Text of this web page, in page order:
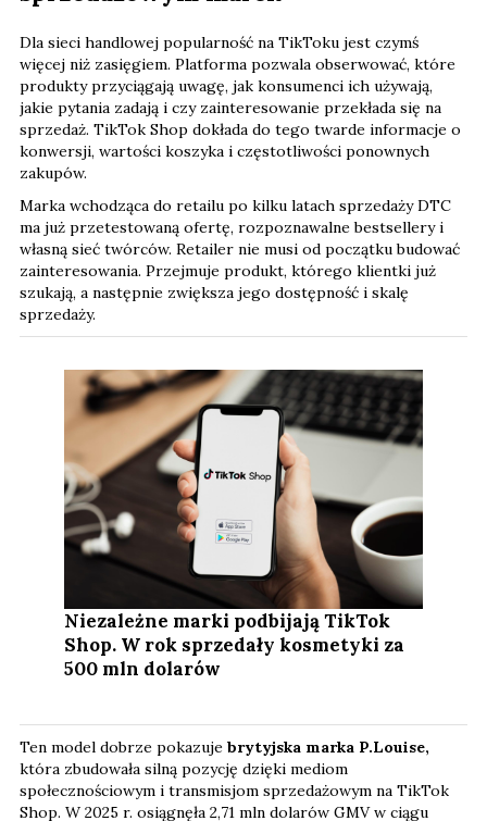
Dla sieci handlowej popularność na TikToku jest czymś
więcej niż zasięgiem. Platforma pozwala obserwować, które
produkty przyciągają uwagę, jak konsumenci ich używają,
jakie pytania zadają i czy zainteresowanie przekłada się na
sprzedaż. TikTok Shop dokłada do tego twarde informacje o
konwersji, wartości koszyka i częstotliwości ponownych
zakupów.
Marka wchodząca do retailu po kilku latach sprzedaży DTC
ma już przetestowaną ofertę, rozpoznawalne bestsellery i
własną sieć twórców. Retailer nie musi od początku budować
zainteresowania. Przejmuje produkt, którego klientki już
szukają, a następnie zwiększa jego dostępność i skalę
sprzedaży.
Niezależne marki podbijają TikTok
Shop. W rok sprzedały kosmetyki za
500 mln dolarów
Ten model dobrze pokazuje brytyjska marka P.Louise,
która zbudowała silną pozycję dzięki mediom
społecznościowym i transmisjom sprzedażowym na TikTok
Shop. W 2025 r. osiągnęła 2,71 mln dolarów GMV w ciągu